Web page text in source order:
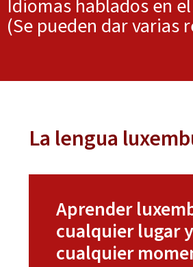
Idiomas hablados en
(Se pueden dar varias
La lengua
Aprender
cualquier lugar
cualquier